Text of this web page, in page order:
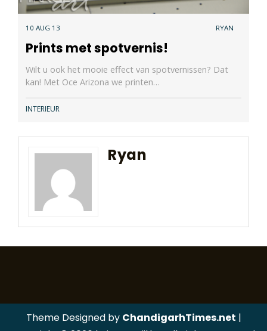
10 AUG 13 RYAN
Prints met spotvernis!
Wilt u ook het mooie effect van spotvernissen? Dat
kan! Met Oce Arizona we printen…
INTERIEUR
Ryan
Theme Designed by ChandigarhTimes.net |